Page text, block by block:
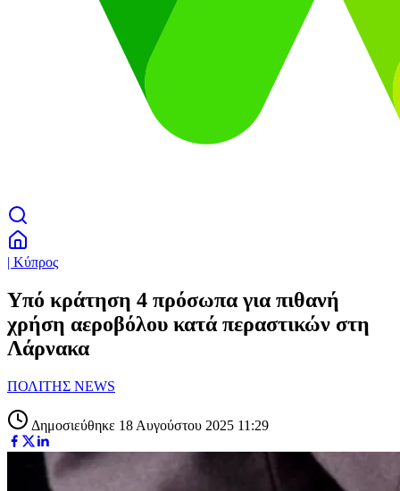
| Κύπρος
Υπό κράτηση 4 πρόσωπα για πιθανή
χρήση αεροβόλου κατά περαστικών στη
Λάρνακα
ΠΟΛΙΤΗΣ NEWS
Δημοσιεύθηκε 18 Αυγούστου 2025 11:29